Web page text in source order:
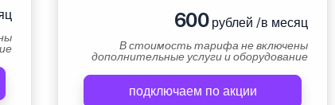
600рублей /в месяц
В стоимость тарифа не включены
дополнительные услуги и оборудование
подключаем по акции